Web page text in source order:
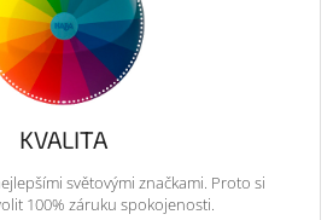
KVALITA
světovými značkami. Proto si
100% záruku spokojenosti.